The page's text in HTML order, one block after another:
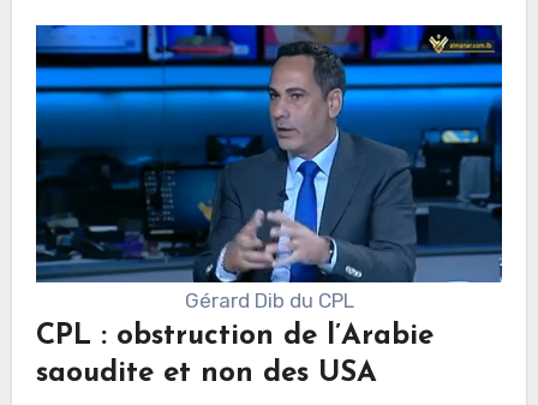
Gérard Dib du CPL
CPL : obstruction de l’Arabie
saoudite et non des USA